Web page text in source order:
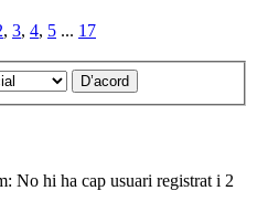
, 3, 4, 5 ... 17
No hi ha cap usuari registrat i 2